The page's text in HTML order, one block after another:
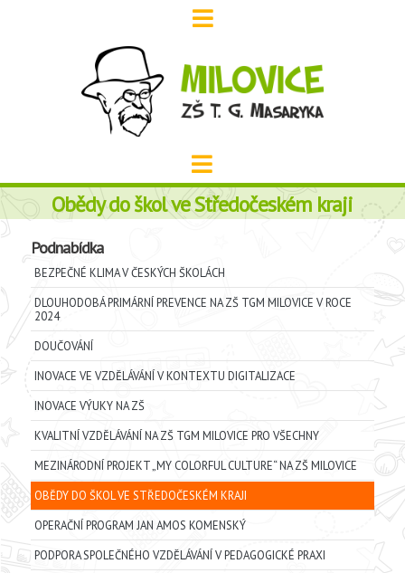
Obědy do škol ve Středočeském kraji
Podnabídka
BEZPEČNÉ KLIMA V ČESKÝCH ŠKOLÁCH
DLOUHODOBÁ PRIMÁRNÍ PREVENCE NA ZŠ TGM MILOVICE V ROCE
2024
DOUČOVÁNÍ
INOVACE VE VZDĚLÁVÁNÍ V KONTEXTU DIGITALIZACE
INOVACE VÝUKY NA ZŠ
KVALITNÍ VZDĚLÁVÁNÍ NA ZŠ TGM MILOVICE PRO VŠECHNY
MEZINÁRODNÍ PROJEKT „MY COLORFUL CULTURE“ NA ZŠ MILOVICE
OBĚDY DO ŠKOL VE STŘEDOČESKÉM KRAJI
OPERAČNÍ PROGRAM JAN AMOS KOMENSKÝ
PODPORA SPOLEČNÉHO VZDĚLÁVÁNÍ V PEDAGOGICKÉ PRAXI